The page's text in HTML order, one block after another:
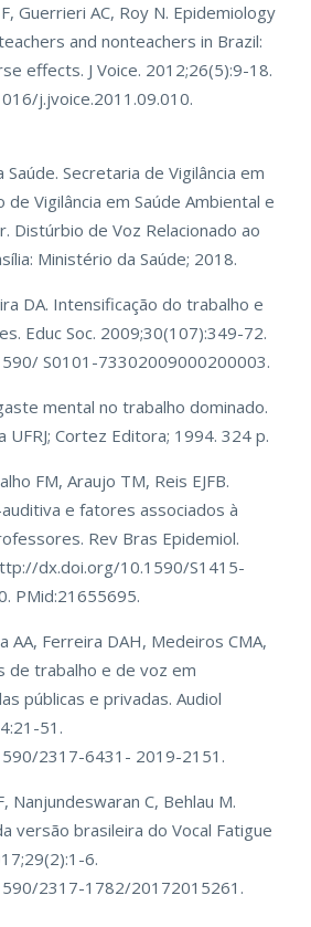
Guerrieri AC, Roy N. Epidemiology
and nonteachers in Brazil:
effects. J Voice. 2012;26(5):9-18.
j.jvoice.2011.09.010.
Secretaria de Vigilância em
Vigilância em Saúde Ambiental e
Distúrbio de Voz Relacionado ao
Ministério da Saúde; 2018.
DA. Intensificação do trabalho e
Educ Soc. 2009;30(107):349-72.
S0101-73302009000200003.
mental no trabalho dominado.
UFRJ; Cortez Editora; 1994. 324 p.
FM, Araujo TM, Reis EJFB.
e fatores associados à
Rev Bras Epidemiol.
dx.doi.org/10.1590/S1415-
PMid:21655695.
AA, Ferreira DAH, Medeiros CMA,
de trabalho e de voz em
públicas e privadas. Audiol
51.
2317-6431- 2019-2151.
Nanjundeswaran C, Behlau M.
versão brasileira do Vocal Fatigue
6.
2317-1782/20172015261.